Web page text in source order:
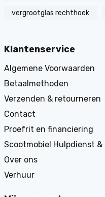
vergrootglas rechthoek
Klantenservice
Algemene Voorwaarden
Betaalmethoden
Verzenden & retourneren
Contact
Proefrit en financiering
Scootmobiel Hulpdienst
Over ons
Verhuur